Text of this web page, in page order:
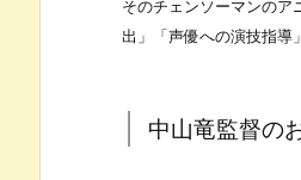
そのチェンソーマンのア
出」「声優への演技指導
中山竜監督の